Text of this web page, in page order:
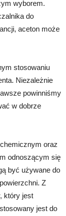
wyborem.
do
aceton może
stosowaniu
Niezależnie
powinniśmy
w dobrze
oraz
odnoszącym się
być używane do
Z
który jest
jest do